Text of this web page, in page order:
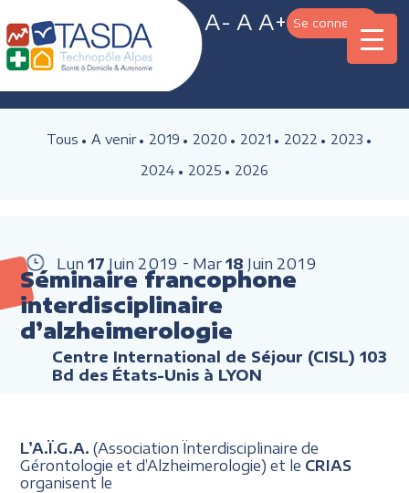
A- A A+ Se connecter
Tous A venir 2019 2020 2021 2022
2023
2024
2025 2026
Lun 17 Juin 2019 Mar 18 Juin 2019
Séminaire francophone
interdisciplinaire
d’alzheimerologie
Centre International de Séjour (CISL) 103
Bd des États-Unis à LYON
L’A.Ï.G.A. (Association Ïnterdisciplinaire de
Gérontologie et d’Alzheimerologie) et le CRIAS
organisent le